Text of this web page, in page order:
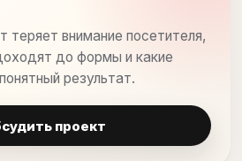
теряет внимание посетителя,
до формы и какие
результат.
проект